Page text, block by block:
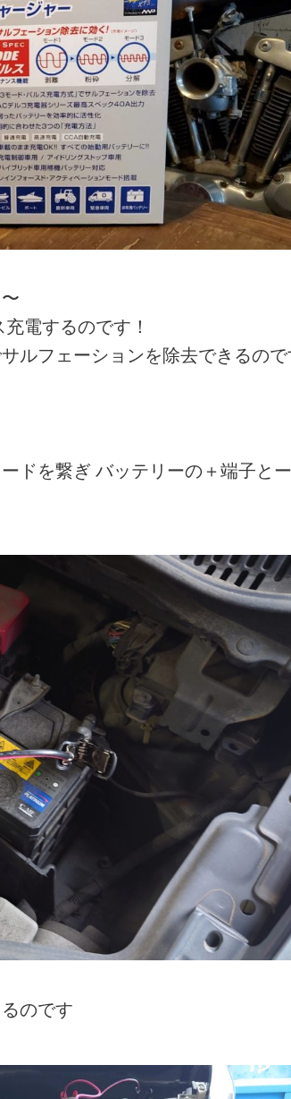
電するのです！
ルフェーションを除去できるの
ドを繋ぎ バッテリーの＋端子と
のです